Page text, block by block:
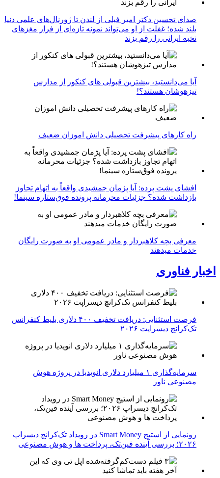
صدای تحسین دکتر امیر فیلی از لندن تا ژورنال‌های علمی دنیا
بلند شده؛ غفلت از او می‌تواند نمونه تازه‌ای از فرار مغزهای
نخبه ایرانی را رقم بزند
آیا می‌دانستید، بیشترین قبولی های کنکور از مدارس
تیزهوشان هستند؟!
راه کارهای پیشرفت تحصیلی دانش اموزان ضعیف
افشای پشت پرده: آیا پژمان جمشیدی واقعاً به اتهام تجاوز
بازداشت شده؟ جزئیات محرمانه پرونده فوق‌ستاره سینما!
معرفی بچه کلاهبردار و مادر عمومی او به صورت رایگان
خدمات میدهند
اخبار فناوری
فرصت استثنایی: دریافت تخفیف ۴۰۰ دلاری بلیط کنفرانس
تک‌کرانچ دیسراپت ۲۰۲۶
سرمایه‌گذاری ۱ میلیارد دلاری انویدیا در پروژه هوش
مصنوعی ناور
رونمایی از استیج Smart Money در رویداد تک‌کرانچ دیسراپ
۲۰۲۶؛ بررسی آینده فین‌تک، پرداخت‌ ها و هوش مصنوعی